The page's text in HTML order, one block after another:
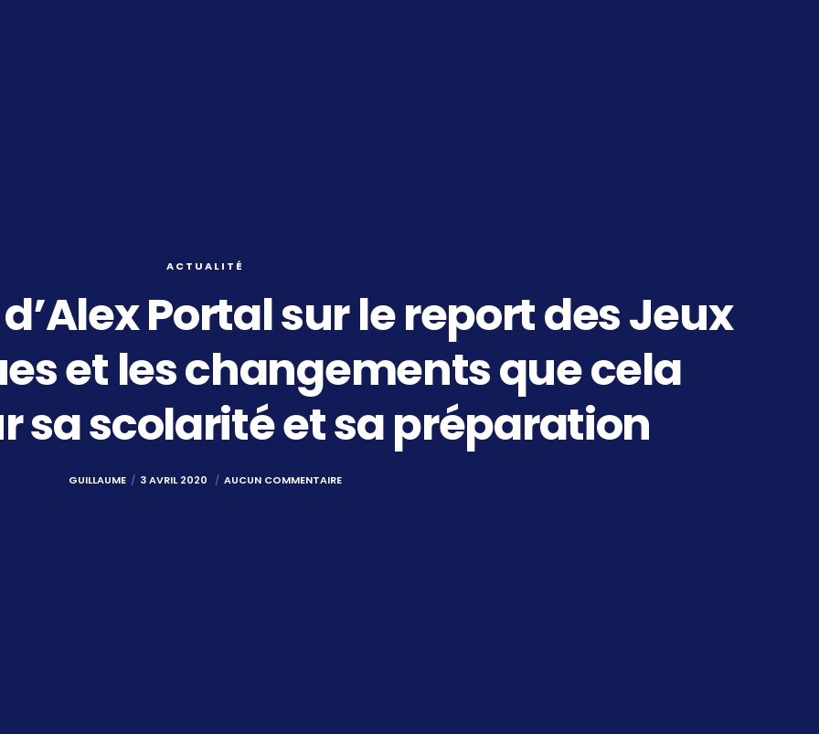
ACTUALITÉ
Portal sur le report des Jeux
et les changements que cela
sa scolarité et sa préparation
GUILLAUME 3 AVRIL 2020 AUCUN COMMENTAIRE